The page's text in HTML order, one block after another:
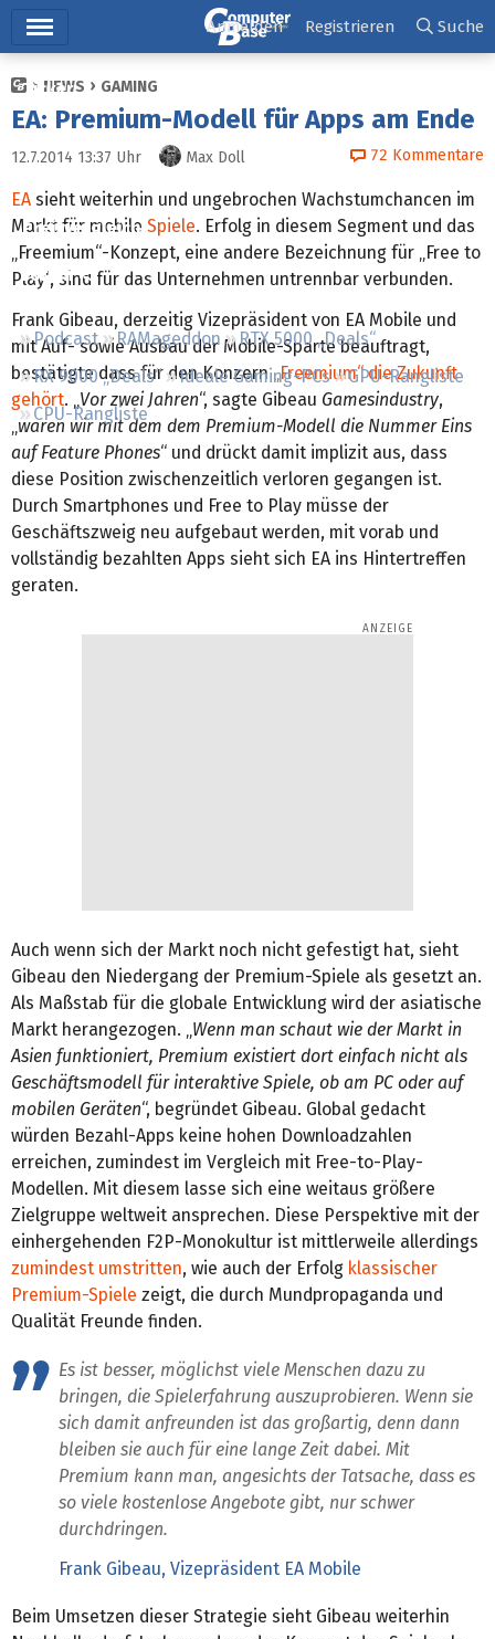
Ticker
Tests
Preisvergleich
Forum
Podcast RAMageddon
RTX 5000 „Deals“
RX 9000 „Deals“
Ideale Gaming-PCs
GPU-Rangliste
CPU-Rangliste
Anmelden Registrieren Suche
NEWS GAMING
EA: Premium-Modell für Apps am Ende
12.7.2014 13:37 Uhr Max Doll 72 Kommentare
EA sieht weiterhin und ungebrochen Wachstumchancen im
Markt für mobile Spiele. Erfolg in diesem Segment und das
„Freemium“-Konzept, eine andere Bezeichnung für „Free to
Play“, sind für das Unternehmen untrennbar verbunden.
Frank Gibeau, derzeitig Vizepräsident von EA Mobile und
mit Auf- sowie Ausbau der Mobile-Sparte beauftragt,
bestätigte dass für den Konzern„Freemium“ die Zukunft
gehört. „ Vor zwei Jahren“, sagte Gibeau Gamesindustry,
waren wir mit dem dem Premium-Modell die Nummer Eins
auf Feature Phones“ und drückt damit implizit aus, dass
diese Position zwischenzeitlich verloren gegangen ist.
Durch Smartphones und Free to Play müsse der
Geschäftszweig neu aufgebaut werden, mit vorab und
vollständig bezahlten Apps sieht sich EA ins Hintertreffen
geraten.
Auch wenn sich der Markt noch nicht gefestigt hat, sieht
Gibeau den Niedergang der Premium-Spiele als gesetzt an.
Als Maßstab für die globale Entwicklung wird der asiatische
Markt herangezogen. „ Wenn man schaut wie der Markt in
Asien funktioniert, Premium existiert dort einfach nicht als
Geschäftsmodell für interaktive Spiele, ob am PC oder auf
mobilen Geräten“, begründet Gibeau. Global gedacht
würden Bezahl-Apps keine hohen Downloadzahlen
erreichen, zumindest im Vergleich mit Free-to-Play-
Modellen. Mit diesem lasse sich eine weitaus größere
Zielgruppe weltweit ansprechen. Diese Perspektive mit der
einhergehenden F2P-Monokultur ist mittlerweile allerdings
zumindest umstritten, wie auch der Erfolg klassischer
Premium-Spiele zeigt, die durch Mundpropaganda und
Qualität Freunde finden.
Es ist besser, möglichst viele Menschen dazu zu
bringen, die Spielerfahrung auszuprobieren. Wenn sie
sich damit anfreunden ist das großartig, denn dann
bleiben sie auch für eine lange Zeit dabei. Mit
Premium kann man, angesichts der Tatsache, dass es
so viele kostenlose Angebote gibt, nur schwer
durchdringen.
Frank Gibeau, Vizepräsident EA Mobile
Beim Umsetzen dieser Strategie sieht Gibeau weiterhin